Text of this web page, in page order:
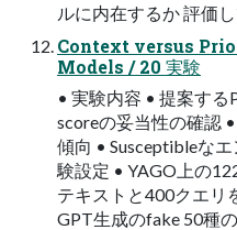
ルに内在するか 評価
Context versus
Models / 20 実験
• 実験内容 • 提案する
scoreの妥当性の確認
傾向 • Susceptibleな
験設定 • YAGO上の
テキストと400クエリ
GPT生成のfake 50種